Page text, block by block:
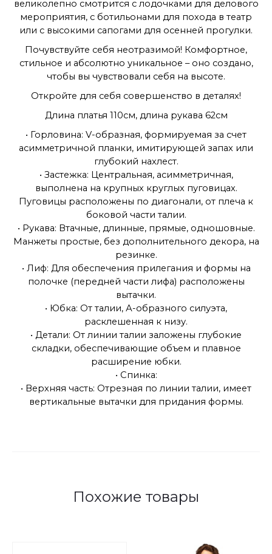
великолепно смотрится с лодочками для делового
мероприятия, с ботильонами для похода в театр
или с высокими сапогами для осенней прогулки.
Почувствуйте себя неотразимой! Комфортное,
стильное и абсолютно уникальное – оно создано,
чтобы вы чувствовали себя на высоте.
Откройте для себя совершенство в деталях!
Длина платья 110см, длина рукава 62см
• Горловина: V-образная, формируемая за счет
асимметричной планки, имитирующей запах или
глубокий нахлест.
• Застежка: Центральная, асимметричная,
выполнена на крупных круглых пуговицах.
Пуговицы расположены по диагонали, от плеча к
боковой части талии.
• Рукава: Втачные, длинные, прямые, одношовные.
Манжеты простые, без дополнительного декора, на
резинке.
• Лиф: Для обеспечения прилегания и формы на
полочке (передней части лифа) расположены
вытачки.
• Юбка: От талии, А-образного силуэта,
расклешенная к низу.
• Детали: От линии талии заложены глубокие
складки, обеспечивающие объем и плавное
расширение юбки.
• Спинка:
• Верхняя часть: Отрезная по линии талии, имеет
вертикальные вытачки для придания формы.
Похожие товары